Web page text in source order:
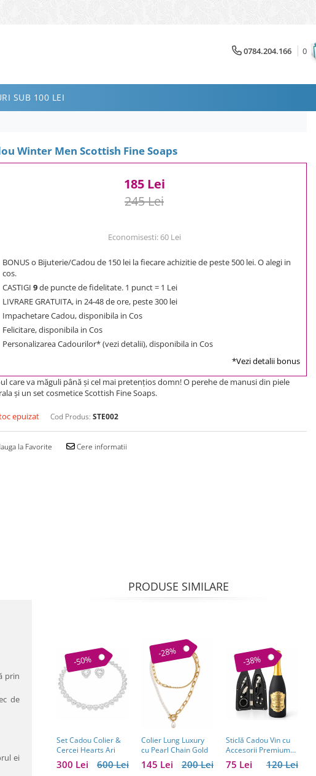
0784.204.166 0
SUB 100 LEI
Winter Men Scottish Fine Soaps
185 Lei
245 Lei
Economisesti: 60 Lei
BONUS o Bijuterie/Cadou de 150 lei la fiecare achizitie de peste 500 lei. O alegi in
cos.
CASTIGI 9de puncte de fidelitate. 1 punct = 1 Lei
LIVRARE GRATUITA, in 24-48 de ore, peste 300 lei
Impachetare Cadou, disponibila in Cos
Felicitare, disponibila in Cos
Personalizarea Cadourilor* (vezi detalii), disponibila in Cos
*Vezi detalii bonus
care va măguli până şi cel mai pretenţios domn! O perehe de manusi din piele
şi un set cosmetice Scottish Fine Soaps.
epuizat Cod Produs: STE002
la Favorite Cere informatii
prin
de
ei
PRODUSE SIMILARE
-50%
Set Cadou Colier &
Cercei Hearts Ari
600 Lei
300 Lei
-28%
Colier Lung Luxury
cu Pearl Chain Gold
200 Lei
145 Lei
-38%
Sticlă Cadou Vin cu
Accesorii Premium
Personalizată – Set
Elegant pentru120 Lei
75 Lei